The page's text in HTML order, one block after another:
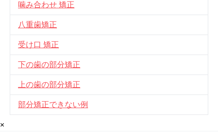
噛み合わせ 矯正
八重歯矯正
受け口 矯正
下の歯の部分矯正
上の歯の部分矯正
部分矯正できない例
×